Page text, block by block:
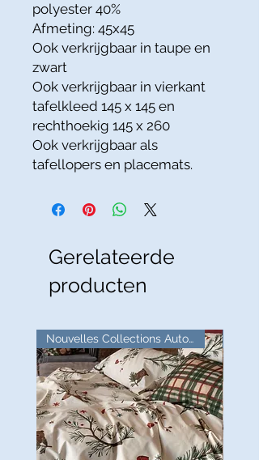
polyester 40%
Afmeting: 45x45
Ook verkrijgbaar in taupe en
zwart
Ook verkrijgbaar in vierkant
tafelkleed 145 x 145 en
rechthoekig 145 x 260
Ook verkrijgbaar als
tafellopers en placemats.
Gerelateerde
producten
Nouvelles Collections Automne